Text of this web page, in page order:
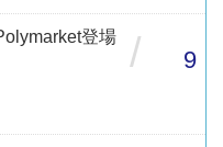
登場
/ 9